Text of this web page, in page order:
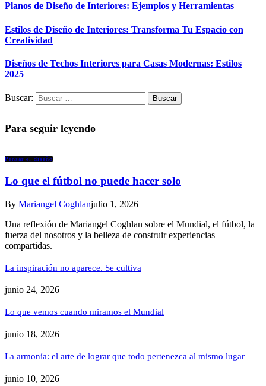
Planos de Diseño de Interiores: Ejemplos y Herramientas
Estilos de Diseño de Interiores: Transforma Tu Espacio con
Creatividad
Diseños de Techos Interiores para Casas Modernas: Estilos
2025
Buscar:
Para seguir leyendo
Pensar el diseño
Lo que el fútbol no puede hacer solo
By Mariangel Coghlanjulio 1, 2026
Una reflexión de Mariangel Coghlan sobre el Mundial, el fútbol, la
fuerza del nosotros y la belleza de construir experiencias
compartidas.
La inspiración no aparece. Se cultiva
junio 24, 2026
Lo que vemos cuando miramos el Mundial
junio 18, 2026
La armonía: el arte de lograr que todo pertenezca al mismo lugar
junio 10, 2026